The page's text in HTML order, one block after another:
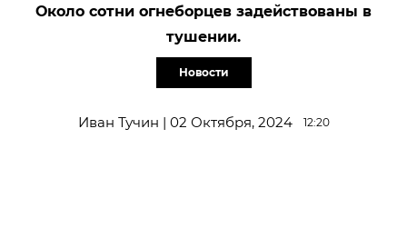
Около сотни огнеборцев задействованы в
тушении.
Новости
Иван Тучин | 02 Октября, 2024 12:20